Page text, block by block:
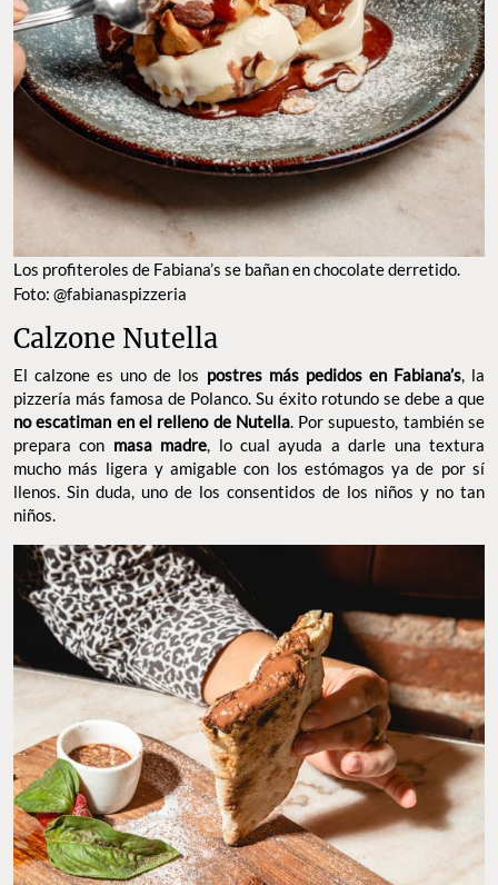
Los profiteroles de Fabiana’s se bañan en chocolate derretido.
Foto: @fabianaspizzeria
Calzone Nutella
El calzone es uno de los postres más pedidos en Fabiana’s, la
pizzería más famosa de Polanco. Su éxito rotundo se debe a que
no escatiman en el relleno de Nutella. Por supuesto, también se
prepara con masa madre, lo cual ayuda a darle una textura
mucho más ligera y amigable con los estómagos ya de por sí
llenos. Sin duda, uno de los consentidos de los niños y no tan
niños.